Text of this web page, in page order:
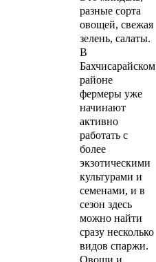
разные сорта
овощей, свежая
зелень, салаты.
В
Бахчисарайском
районе
фермеры уже
начинают
активно
работать с
более
экзотическими
культурами и
семенами, и в
сезон здесь
можно найти
сразу несколько
видов спаржи.
Овощи и